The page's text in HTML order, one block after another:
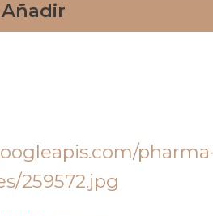
Añadir